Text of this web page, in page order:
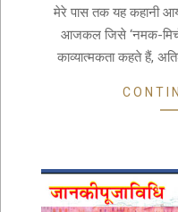
मेरे पास तक यह कहानी
आजकल जिसे ‘नमक-मिर्च
काव्यात्मकता कहते हैं,